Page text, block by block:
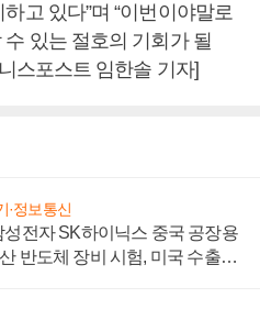
고 있다”며 “이번이야말로
있는 절호의 기회가 될
스포스트 임한솔 기자]
·정보통신
성전자 SK하이닉스 중국 공장용
반도체 장비 시험, 미국 수출통